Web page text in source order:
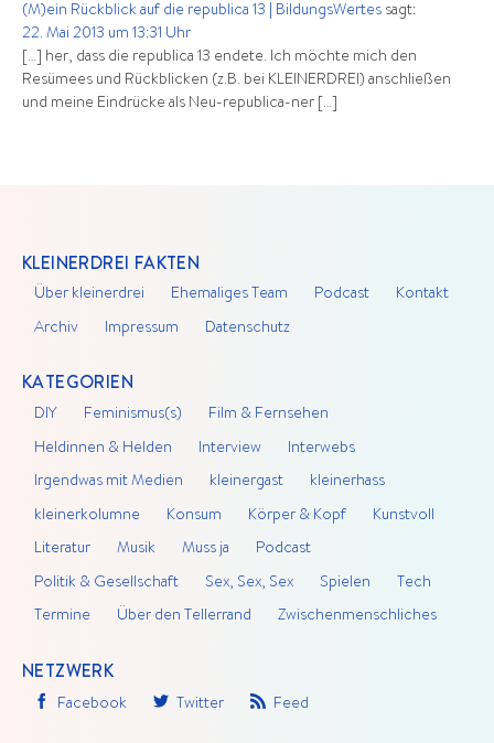
(M)ein Rückblick auf die republica 13 | BildungsWertes sagt:
22. Mai 2013 um 13:31 Uhr
[…] her, dass die republica 13 endete. Ich möchte mich den
Resümees und Rückblicken (z.B. bei KLEINERDREI) anschließen
und meine Eindrücke als Neu-republica-ner […]
KLEINERDREI FAKTEN
Über kleinerdrei Ehemaliges Team Podcast Kontakt
Archiv Impressum Datenschutz
KATEGORIEN
DIY Feminismus(s) Film & Fernsehen
Heldinnen & Helden Interview Interwebs
Irgendwas mit Medien kleinergast kleinerhass
kleinerkolumne Konsum Körper & Kopf Kunstvoll
Literatur Musik Muss ja Podcast
Politik & Gesellschaft Sex, Sex, Sex Spielen Tech
Termine Über den Tellerrand Zwischenmenschliches
NETZWERK
Facebook Twitter Feed